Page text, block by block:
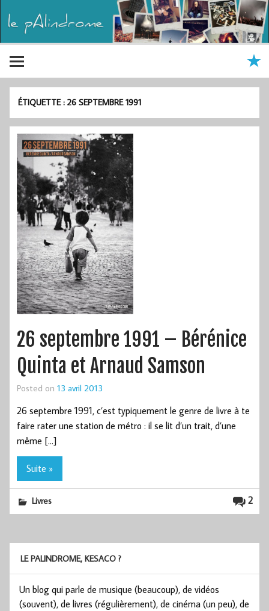
ÉTIQUETTE :26 SEPTEMBRE 1991
26 septembre 1991 – Bérénice
Quinta et Arnaud Samson
Posted on 13 avril 2013
26 septembre 1991, c’est typiquement le genre de livre à te
faire rater une station de métro : il se lit d’un trait, d’une
même […]
Suite »
2
Livres
LE PALINDROME, KESACO ?
Un blog qui parle de musique (beaucoup), de vidéos
(souvent), de livres (régulièrement), de cinéma (un peu), de